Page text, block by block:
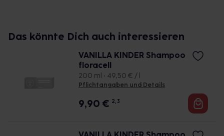
Das könnte Dich auch interessieren
VANILLA KINDER Shampoo
floracell
200 ml • 49,50 € / l
Pflichtangaben und Details
9,90 € 2, 3